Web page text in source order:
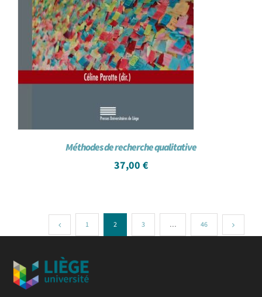
Méthodes de recherche qualitative
37,00 €
1 2 3 … 46